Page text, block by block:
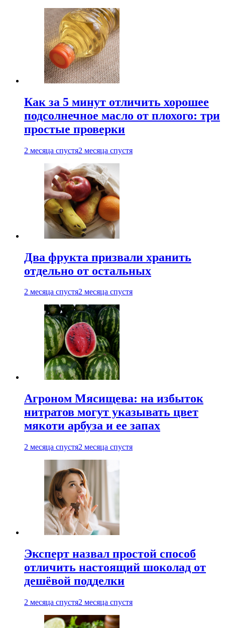
Как за 5 минут отличить хорошее
подсолнечное масло от плохого: три
простые проверки
2 месяца спустя2 месяца спустя
Два фрукта призвали хранить
отдельно от остальных
2 месяца спустя2 месяца спустя
Агроном Мясищева: на избыток
нитратов могут указывать цвет
мякоти арбуза и ее запах
2 месяца спустя2 месяца спустя
Эксперт назвал простой способ
отличить настоящий шоколад от
дешёвой подделки
2 месяца спустя2 месяца спустя